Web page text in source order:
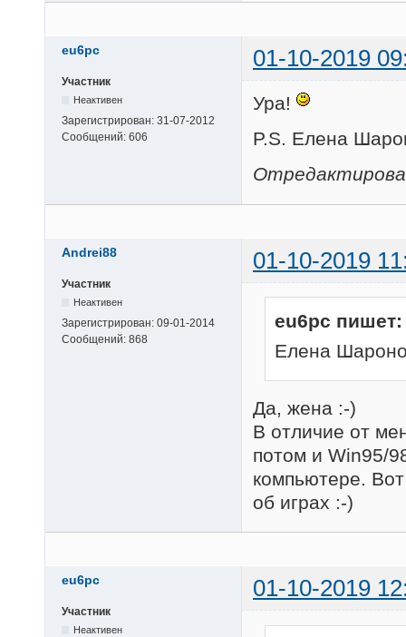
eu6pc 01-10-2019
Участник
Неактивен
Зарегистрирован: 31-07-2012
Сообщений: 606
Ура!
P.S. Елена
Andrei88 01-10-2019
Участник
Неактивен
Зарегистрирован: 09-01-2014
Сообщений: 868
eu6pc пишет:
Елена
Да, жена :-)
В отличие от
потом и Win95/
компьютере.
об играх :-)
eu6pc 01-10-2019
Участник
Неактивен